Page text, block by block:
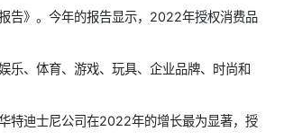
告》。今年的报告显示，2022年授权消费品
乐、体育、游戏、玩具、企业品牌、时尚和
特迪士尼公司在2022年的增长最为显著，授